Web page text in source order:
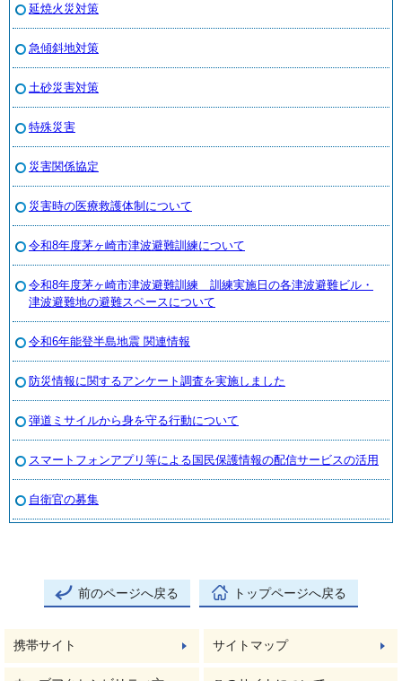
延焼火災対策
急傾斜地対策
土砂災害対策
特殊災害
災害関係協定
災害時の医療救護体制について
令和8年度茅ヶ崎市津波避難訓練について
令和8年度茅ヶ崎市津波避難訓練 訓練実施日の各津波避難ビル・
津波避難地の避難スペースについて
令和6年能登半島地震 関連情報
防災情報に関するアンケート調査を実施しました
弾道ミサイルから身を守る行動について
スマートフォンアプリ等による国民保護情報の配信サービスの活用
自衛官の募集
前のページへ戻る トップページへ戻る
携帯サイト サイトマップ